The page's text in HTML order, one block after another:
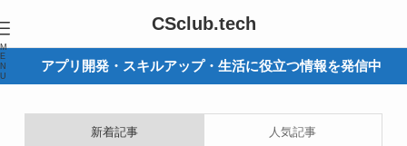
CSclub.tech
M
E
N
U
アプリ開発・スキルアップ・生活に役立つ情報を発信中
新着記事 人気記事